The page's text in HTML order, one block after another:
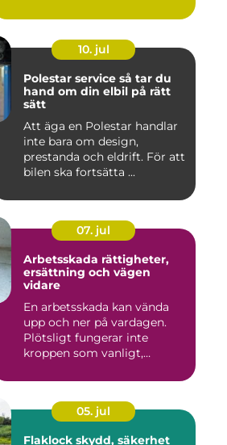
10. jul
Polestar service så tar du
hand om din elbil på rätt
sätt
Att äga en Polestar handlar
inte bara om design,
prestanda och eldrift. För att
bilen ska fortsätta ...
07. jul
Arbetsskada rättigheter,
ersättning och vägen
vidare
En arbetsskada kan vända
upp och ner på vardagen.
Plötsligt fungerar inte
kroppen som vanligt,
05. jul
Flaklock skydd, säkerhet